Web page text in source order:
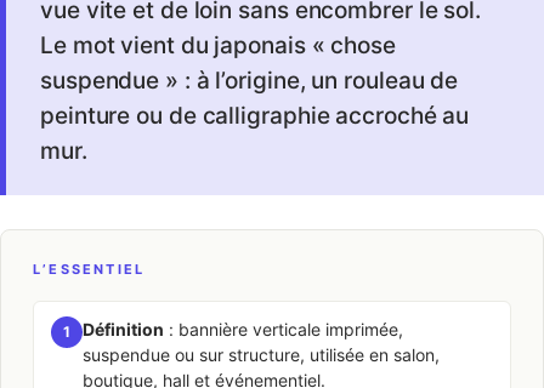
vue vite et de loin sans encombrer le sol.
Le mot vient du japonais « chose
suspendue » : à l’origine, un rouleau de
peinture ou de calligraphie accroché au
mur.
L’ESSENTIEL
1 Définition : bannière verticale imprimée,
suspendue ou sur structure, utilisée en salon,
boutique, hall et événementiel.